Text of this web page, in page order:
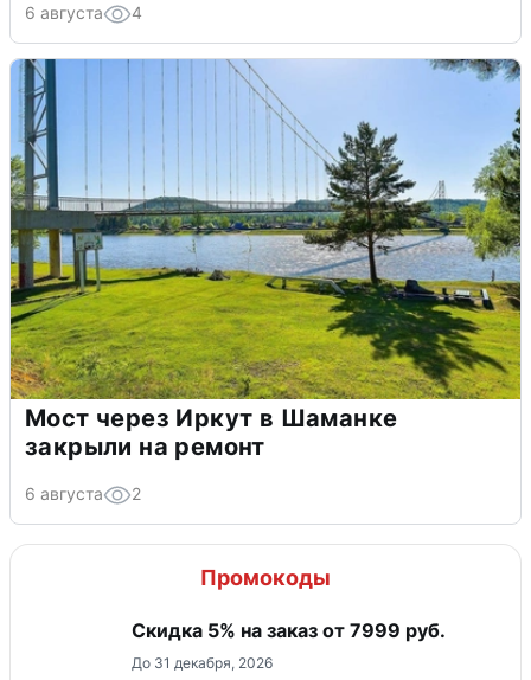
6 августа 4
Мост через Иркут в Шаманке
закрыли на ремонт
6 августа 2
Промокоды
Скидка 5% на заказ от 7999 руб.
До 31 декабря, 2026